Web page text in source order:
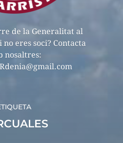
de la Generalitat al
no eres soci? Contacta
nosaltres: